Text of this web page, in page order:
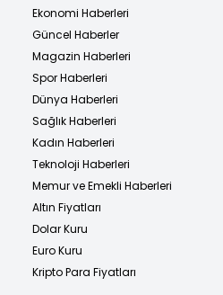
Ekonomi Haberleri
Güncel Haberler
Magazin Haberleri
Spor Haberleri
Dünya Haberleri
Sağlık Haberleri
Kadın Haberleri
Teknoloji Haberleri
Memur ve Emekli Haberleri
Altın Fiyatları
Dolar Kuru
Euro Kuru
Kripto Para Fiyatları